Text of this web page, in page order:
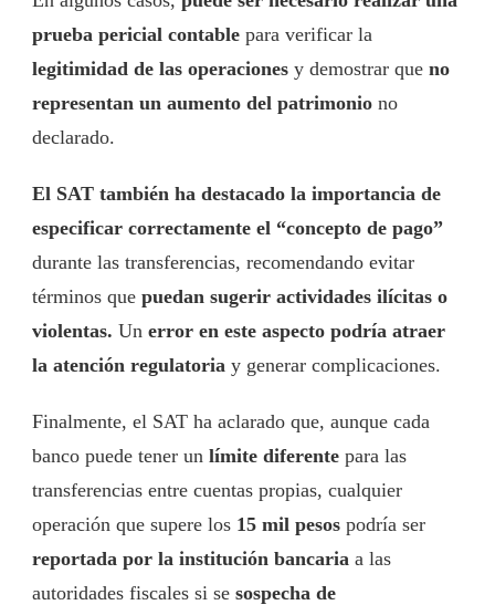
prueba pericial contable para verificar la
legitimidad de las operaciones y demostrar que no
representan un aumento del patrimonio no
declarado.
El SAT también ha destacado la importancia de
especificar correctamente el “concepto de pago”
durante las transferencias, recomendando evitar
términos que puedan sugerir actividades ilícitas o
violentas. Un error en este aspecto podría atraer
la atención regulatoria y generar complicaciones.
Finalmente, el SAT ha aclarado que, aunque cada
banco puede tener un límite diferente para las
transferencias entre cuentas propias, cualquier
operación que supere los 15 mil pesos podría ser
reportada por la institución bancaria a las
autoridades fiscales si se sospecha de